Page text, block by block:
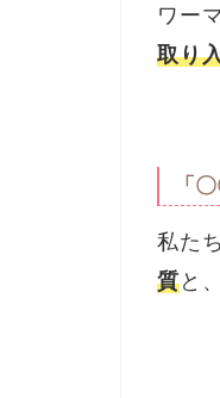
ワー
取り
「
私た
質と